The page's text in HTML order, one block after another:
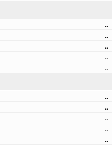
..
..
..
..
..
..
..
..
..
..